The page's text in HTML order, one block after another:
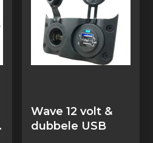
Wave 12 volt &
dubbele USB